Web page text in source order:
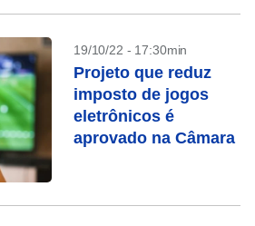
19/10/22 - 17:30min
Projeto que reduz
imposto de jogos
eletrônicos é
aprovado na Câmara